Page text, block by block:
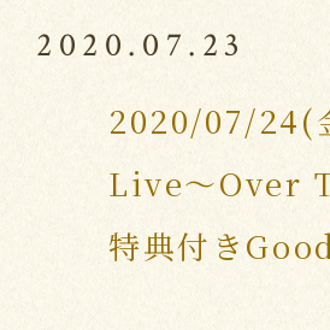
2020.07.23
2020/07/
Live～Over
特典付き